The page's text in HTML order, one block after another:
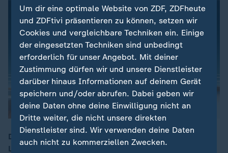
Der stärkste Taifun seit 25 Jahren hat das öffentliche
Leben in Japan lahmgelegt und erhebliche
Um dir eine optimale Website von ZDF, ZDFheute
und ZDFtivi präsentieren zu können, setzen wir
Cookies und vergleichbare Techniken ein. Einige
der eingesetzten Techniken sind unbedingt
erforderlich für unser Angebot. Mit deiner
Zustimmung dürfen wir und unsere Dienstleister
darüber hinaus Informationen auf deinem Gerät
speichern und/oder abrufen. Dabei geben wir
deine Daten ohne deine Einwilligung nicht an
Dritte weiter, die nicht unsere direkten
Dienstleister sind. Wir verwenden deine Daten
auch nicht zu kommerziellen Zwecken.